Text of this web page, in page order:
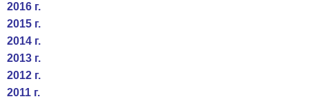
2016 г.
2015 г.
2014 г.
2013 г.
2012 г.
2011 г.